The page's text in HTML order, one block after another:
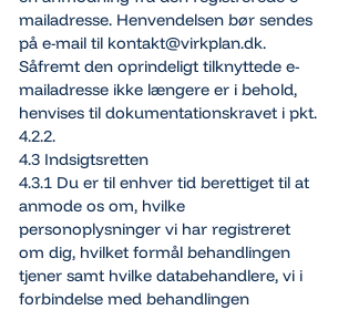
mailadresse. Henvendelsen bør sendes
på e-mail til kontakt@virkplan.dk.
Såfremt den oprindeligt tilknyttede e-
mailadresse ikke længere er i behold,
henvises til dokumentationskravet i pkt.
4.2.2.
4.3 Indsigtsretten
4.3.1 Du er til enhver tid berettiget til at
anmode os om, hvilke
personoplysninger vi har registreret
om dig, hvilket formål behandlingen
tjener samt hvilke databehandlere, vi i
forbindelse med behandlingen